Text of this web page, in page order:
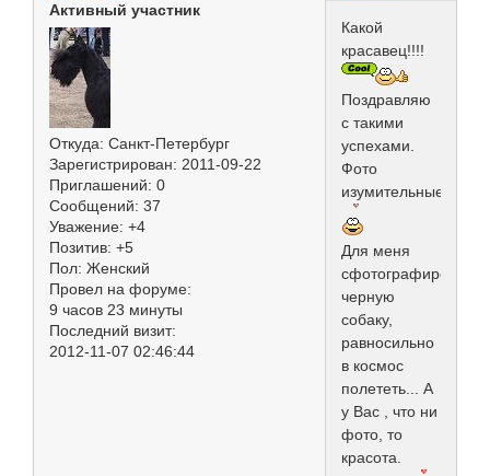
Активный участник
Откуда: Санкт-Петербург
Зарегистрирован: 2011-09-22
Приглашений: 0
Сообщений: 37
Уважение: +4
Позитив: +5
Пол: Женский
Провел на форуме:
9 часов 23 минуты
Последний визит:
2012-11-07 02:46:44
Какой
красавец!!!!
Поздравляю
с такими
успехами.
Фото
изумительные.
Для меня
сфотографировать
черную
собаку,
равносильно
в космос
полететь... А
у Вас , что ни
фото, то
красота.